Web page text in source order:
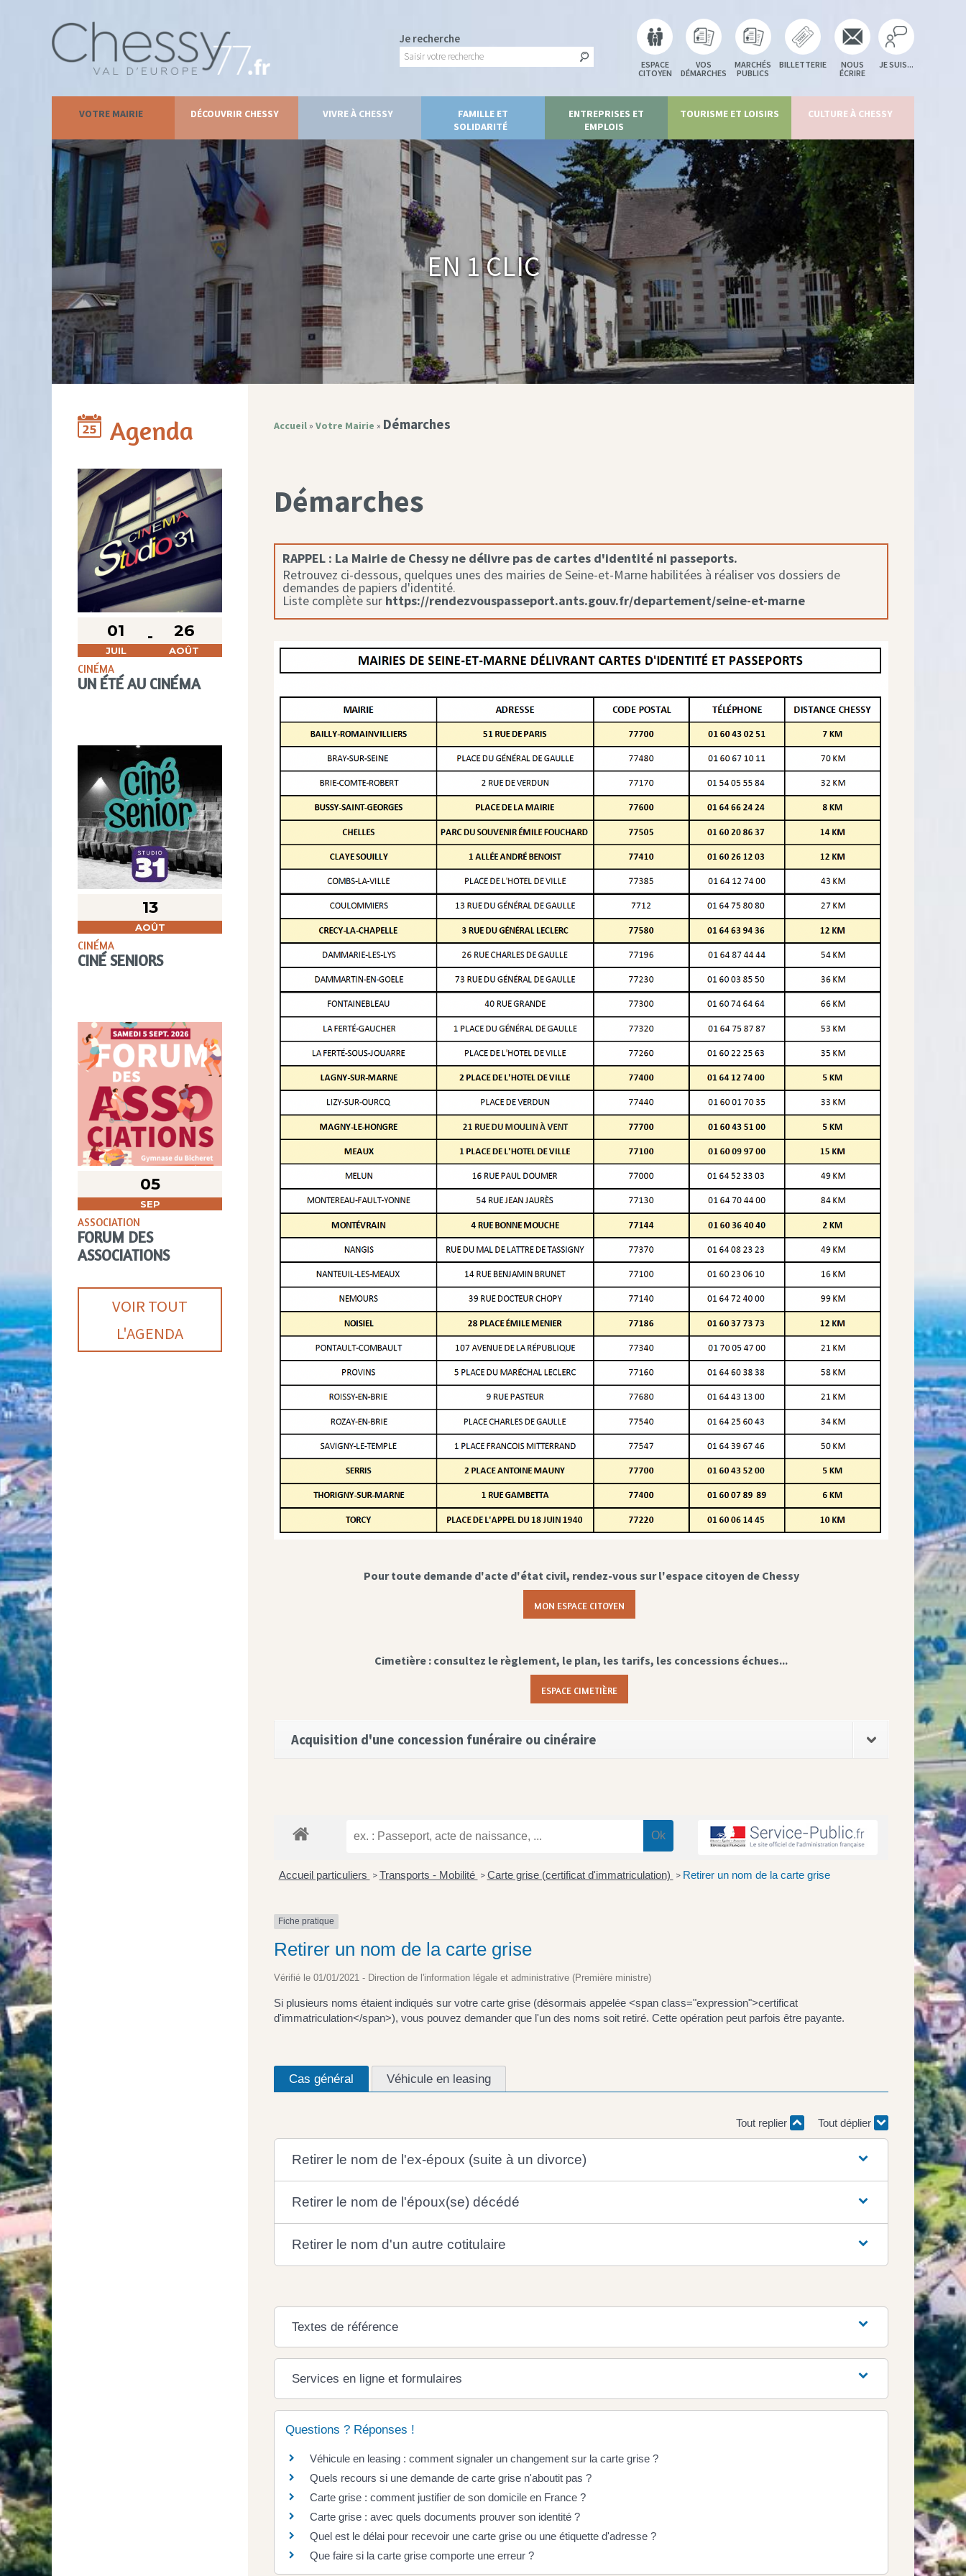
Je recherche
ESPACE
CITOYEN
VOS
DÉMARCHES
MARCHÉS
PUBLICS
BILLETTERIE
NOUS
ÉCRIRE
JE SUIS...
VOTRE MAIRIE DÉCOUVRIR CHESSY VIVRE À CHESSY
FAMILLE ET
SOLIDARITÉ
ENTREPRISES ET
EMPLOIS
TOURISME ET LOISIRS CULTURE À CHESSY
En 1 clic
Agenda
01
JUIL
26
AOÛT
CINÉMA
UN ÉTÉ AU CINÉMA
13
AOÛT
CINÉMA
CINÉ SENIORS
05
SEP
ASSOCIATION
FORUM DES
ASSOCIATIONS
VOIR TOUT
L'AGENDA
Accueil» Votre Mairie » Démarches
Démarches
RAPPEL : La Mairie de Chessy ne délivre pas de cartes d'identité ni passeports.
Retrouvez ci-dessous, quelques unes des mairies de Seine-et-Marne habilitées à réaliser vos dossiers de
demandes de papiers d'identité.
Liste complète sur https://rendezvouspasseport.ants.gouv.fr/departement/seine-et-marne
Pour toute demande d'acte d'état civil, rendez-vous sur l'espace citoyen de Chessy
MON ESPACE CITOYEN
Cimetière : consultez le règlement, le plan, les tarifs, les concessions échues...
ESPACE CIMETIÈRE
Acquisition d'une concession funéraire ou cinéraire
Accueil particuliers > Transports - Mobilité > Carte grise (certificat d'immatriculation) > Retirer un nom de la carte grise
Fiche pratique
Retirer un nom de la carte grise
Vérifié le 01/01/2021 - Direction de l'information légale et administrative (Première ministre)
Si plusieurs noms étaient indiqués sur votre carte grise (désormais appelée <span class="expression">certificat
d'immatriculation</span>), vous pouvez demander que l'un des noms soit retiré. Cette opération peut parfois être payante.
Cas général Véhicule en leasing
Tout replier Tout déplier
Retirer le nom de l'ex-époux (suite à un divorce)
Retirer le nom de l'époux(se) décédé
Retirer le nom d'un autre cotitulaire
Textes de référence
Services en ligne et formulaires
Questions ? Réponses !
Véhicule en leasing : comment signaler un changement sur la carte grise ?
Quels recours si une demande de carte grise n'aboutit pas ?
Carte grise : comment justifier de son domicile en France ?
Carte grise : avec quels documents prouver son identité ?
Quel est le délai pour recevoir une carte grise ou une étiquette d'adresse ?
Que faire si la carte grise comporte une erreur ?